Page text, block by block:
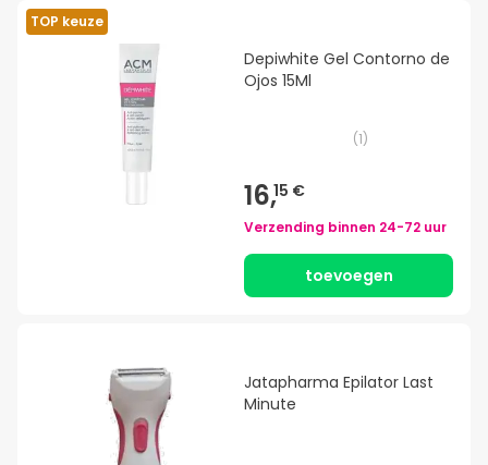
TOP keuze
Depiwhite Gel Contorno de
Ojos 15Ml
(1)
16,15 €
Verzending binnen 24-72 uur
toevoegen
Jatapharma Epilator Last
Minute